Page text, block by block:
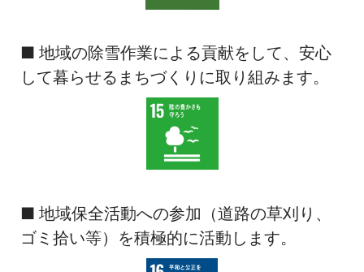
■ 地域の除雪作業による貢献をして、安心
して暮らせるまちづくりに取り組みます。
■ 地域保全活動への参加（道路の草刈り、
ゴミ拾い等）を積極的に活動します。